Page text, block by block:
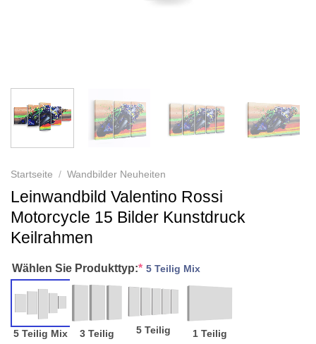
Startseite / Wandbilder Neuheiten
Leinwandbild Valentino Rossi
Motorcycle 15 Bilder Kunstdruck
Keilrahmen
Wählen Sie Produkttyp:* 5 Teilig Mix
5 Teilig Mix 3 Teilig 5 Teilig 1 Teilig